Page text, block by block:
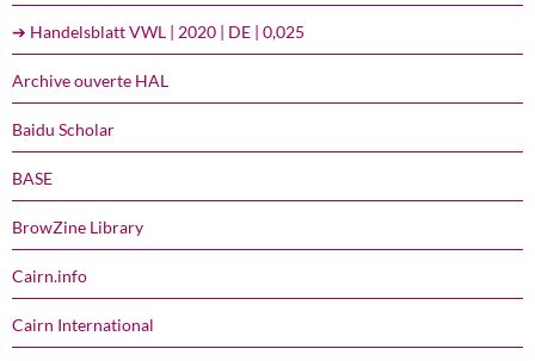
➔ Handelsblatt VWL | 2020 | DE | 0,025
Archive ouverte HAL
Baidu Scholar
BASE
BrowZine Library
Cairn.info
Cairn International